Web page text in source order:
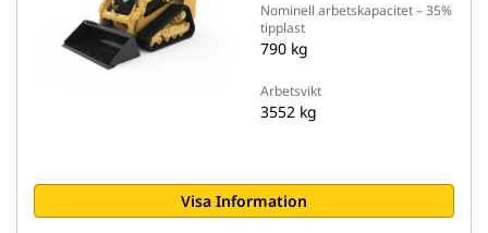
Nominell arbetskapacitet – 35%
tipplast
790 kg
Arbetsvikt
3552 kg
Visa Information